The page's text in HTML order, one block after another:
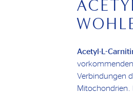
Acetyl-L-
vorkommenden
Verbindungen
Mitochondrien.